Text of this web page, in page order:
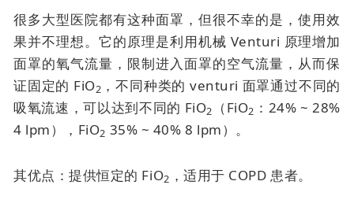
很多大型医院都有这种面罩，但很不幸的是，使用效
果并不理想。它的原理是利用机械 Venturi 原理增加
面罩的氧气流量，限制进入面罩的空气流量，从而保
证固定的 FiO2 ，不同种类的 venturi 面罩通过不同的
吸氧流速，可以达到不同的 FiO2 （FiO2 ：24% ~ 28%
4 lpm），FiO2 35% ~ 40% 8 lpm）。
其优点：提供恒定的 FiO2 ，适用于 COPD 患者。